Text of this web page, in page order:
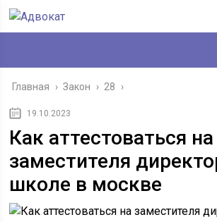
Главная › Закон › 28 ›
19.10.2023
Как аттестоваться на
заместителя
школе в москве